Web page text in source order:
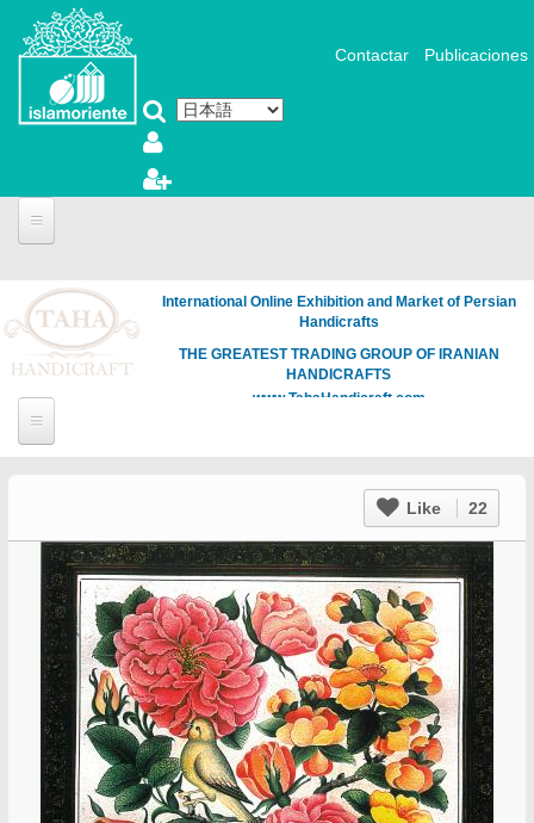
メインコンテンツに移動
Contactar Publicaciones
International Online Exhibition and Market of Persian
Handicrafts
THE GREATEST TRADING GROUP OF IRANIAN
HANDICRAFTS
www.TahaHandicraft.com
Like 22